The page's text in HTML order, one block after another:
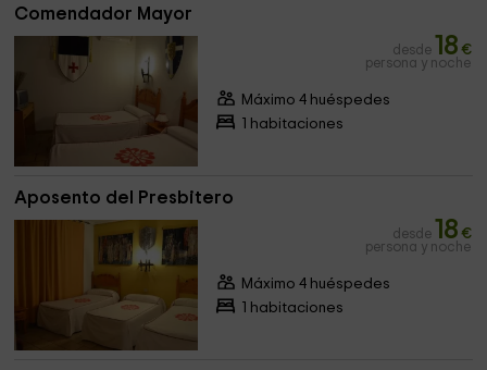
Comendador Mayor
desde 18 €
persona y noche
Máximo 4 huéspedes
1 habitaciones
Aposento del Presbitero
desde 18 €
persona y noche
Máximo 4 huéspedes
1 habitaciones